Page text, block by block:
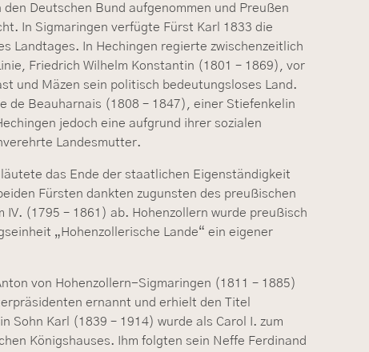
Deutschen Bund aufgenommen und Preußen
In Sigmaringen verfügte Fürst Karl 1833 die
Landtages. In Hechingen regierte zwischenzeitlich
Friedrich Wilhelm Konstantin (1801 – 1869), vor
und Mäzen sein politisch bedeutungsloses Land.
de Beauharnais (1808 – 1847), einer Stiefenkelin
jedoch eine aufgrund ihrer sozialen
Landesmutter.
das Ende der staatlichen Eigenständigkeit
Fürsten dankten zugunsten des preußischen
IV. (1795 – 1861) ab. Hohenzollern wurde preußisch
„Hohenzollerische Lande“ ein eigener
von Hohenzollern-Sigmaringen (1811 – 1885)
ernannt und erhielt den Titel
Sohn Karl (1839 – 1914) wurde als Carol I. zum
Königshauses. Ihm folgten sein Neffe Ferdinand